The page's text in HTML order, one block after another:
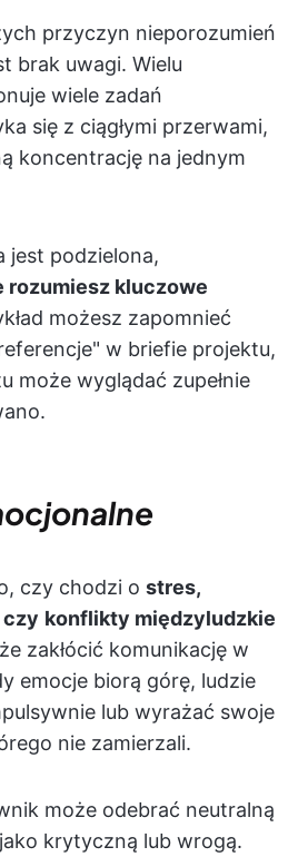
przyczyn nieporozumień
brak uwagi. Wielu
wiele zadań
się z ciągłymi przerwami,
koncentrację na jednym
jest podzielona,
rozumiesz kluczowe
możesz zapomnieć
w briefie projektu,
może wyglądać zupełnie
czy chodzi o stres,
konflikty międzyludzkie
zakłócić komunikację w
emocje biorą górę, ludzie
lub wyrażać swoje
nie zamierzali.
może odebrać neutralną
krytyczną lub wrogą.